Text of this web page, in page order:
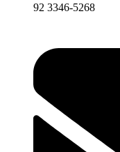
92 3346-5268